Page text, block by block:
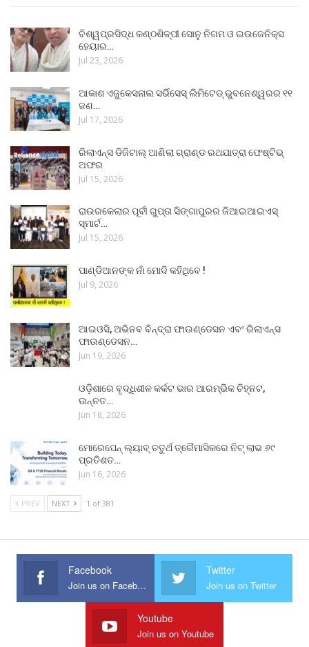
ବିଶ୍ୱପ୍ରସିଦ୍ଧ କଣ୍ଠଶିଳ୍ପୀ ସୋନୁ ନିଗମ ଓ ଇଉଜେନିକ୍ସ
ହେୟାର…
Jul 23, 2026
ଆକାଶ ଏଜୁକେସନାଲ ସର୍ଭିସେସ୍ ଲିମିଟେଡ୍ ଭୁବନେଶ୍ୱରର ୧୧
ଜଣ…
Jul 17, 2026
ରିଲାଏନ୍ସ ଡିଜିଟାଲ୍ ଆଣିଲା ଗ୍ରାଣ୍ଡ ରଥଯାତ୍ରା ଫେଷ୍ଟିଭ୍
ଅଫର
Jul 15, 2026
ରାଉରକେଲାର ପୂର୍ବୀ ଗୁପ୍ତା ସିଙ୍ଗାପୁରର ଜିଆଇଆଇଏସ୍
ସ୍ମାର୍ଟ…
Jul 15, 2026
ପାଣ୍ଡିଆନଙ୍କ ନାଁ ମୋଦି କହିଥିବେ !
Jul 9, 2026
ଆଇଓସି, ଅଭିନବ ବିନ୍ଦ୍ରା ଫାଉଣ୍ଡେସନ ଏବଂ ରିଲାଏନ୍ସ
ଫାଉଣ୍ଡେସନ…
Jun 19, 2026
ଓଡ଼ିଶାରେ ବୃଦ୍ଧିଶୀଳ କର୍କଟ ଭାର ଆରମ୍ଭିକ ଚିହ୍ନଟ,
ଉନ୍ନତ…
Jun 18, 2026
ମୋରେପେନ୍ ଲ୍ୟାବ୍ ଚତୁର୍ଥ ତ୍ରୈମାସିକରେ ନିଟ୍ ଲାଭ ୬୯
ପ୍ରତିଶତ…
Jun 16, 2026
PREV NEXT 1 of 381
Facebook
Join us on Facebook
Twitter
Join us on Twitter
Youtube
Join us on Youtube